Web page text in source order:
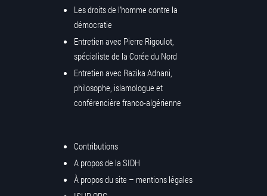
Les droits de l’homme contre la
démocratie
Entretien avec Pierre Rigoulot,
spécialiste de la Corée du Nord
Entretien avec Razika Adnani,
philosophe, islamologue et
conférencière franco-algérienne
Contributions
A propos de la SIDH
À propos du site – mentions légales